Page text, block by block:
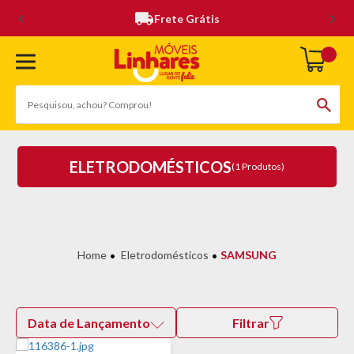
Frete Grátis
ELETRODOMÉSTICOS(1 Produtos)
Eletrodomésticos SAMSUNG
Data de Lançamento Filtrar